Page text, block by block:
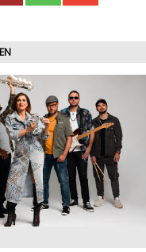
"Dirotta su Cuba" zu Gast